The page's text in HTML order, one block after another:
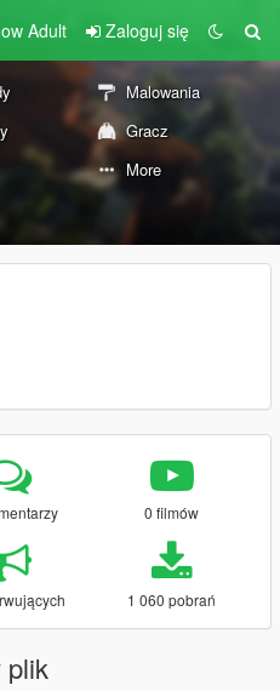
Adult Zaloguj się
Malowania
Gracz
More
0 filmów
1 060 pobrań
plik